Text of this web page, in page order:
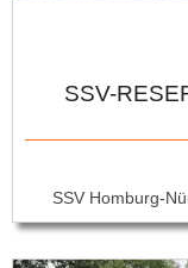
SSV-
SSV Homburg-